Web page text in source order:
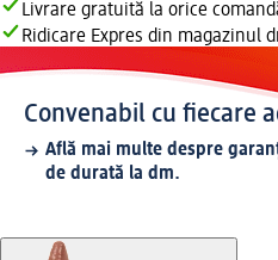
Livrare gratuită la orice
Ridicare Expres din magazinul
Convenabil cu fiecare
Află mai multe despre
de durată la dm.